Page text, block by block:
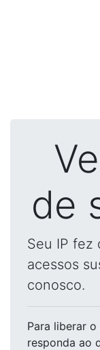
de
Seu IP fez
acessos
conosco.
Para liberar o
responda ao